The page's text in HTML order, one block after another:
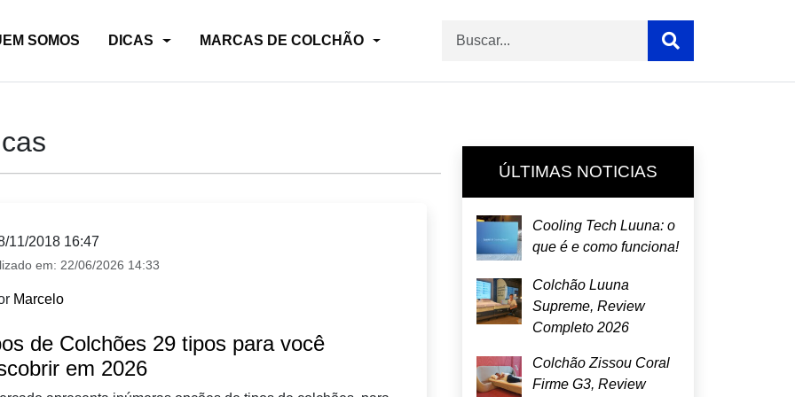
SOMOS DICAS MARCAS DE COLCHÃO
11/2018 16:47
em: 22/06/2026 14:33
Marcelo
de Colchões 29 tipos para você
em 2026
ÚLTIMAS NOTICIAS
Cooling Tech Luuna: o
que é e como funciona!
Colchão Luuna
Supreme, Review
Completo 2026
Colchão Zissou Coral
Firme G3, Review